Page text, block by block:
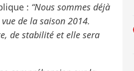
: “Nous sommes déjà
de la saison 2014.
de stabilité et elle sera